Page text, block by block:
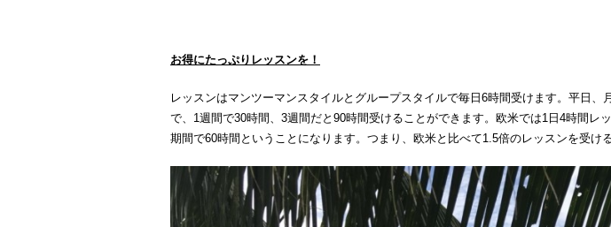
お得にたっぷりレッスンを！
レッスンはマンツーマンスタイルとグループスタイルで毎日6時間受けます。平日、
で、1週間で30時間、3週間だと90時間受けることができます。欧米では1日4時間レ
期間で60時間ということになります。つまり、欧米と比べて1.5倍のレッスンを受け